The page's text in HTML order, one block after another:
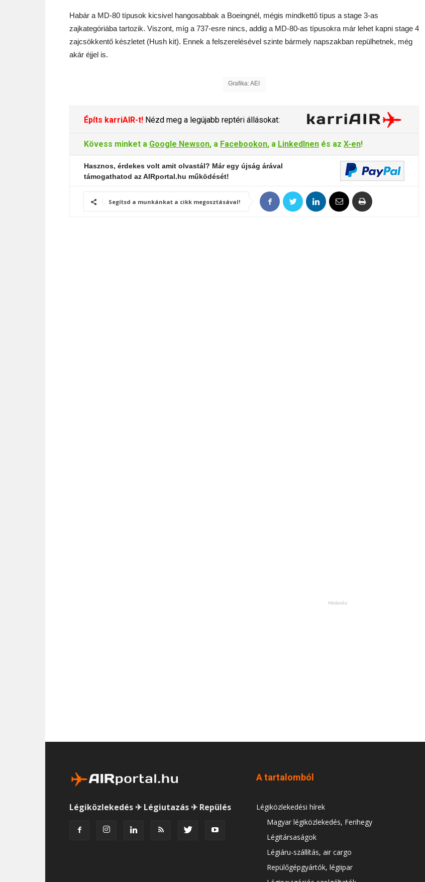
Habár a MD-80 típusok kicsivel hangosabbak a Boeingnél, mégis mindkettő típus a stage 3-as
zajkategóriába tartozik. Viszont, míg a 737-esre nincs, addig a MD-80-as típusokra már lehet kapni stage 4
zajcsökkentő készletet (Hush kit). Ennek a felszerelésével szinte bármely napszakban repülhetnek, még
akár éjjel is.
Grafika: AEI
Építs karriAIR-t! Nézd meg a legújabb reptéri állásokat:
Kövess minket a Google Newson, a Facebookon, a LinkedInen és az X-en!
Hasznos, érdekes volt amit olvastál? Már egy újság árával
támogathatod az AIRportal.hu működését!
Segítsd a munkánkat a cikk megosztásával!
Hirdetés
Légiközlekedés ✈ Légiutazás ✈ Repülés
A tartalomból
Légiközlekedési hírek
Magyar légiközlekedés, Ferihegy
Légitársaságok
Légiáru-szállítás, air cargo
Repülőgépgyártók, légiipar